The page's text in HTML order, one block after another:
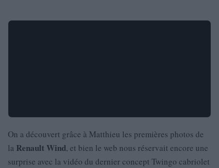
On a découvert grâce à Matthieu les premières photos de
la Renault Wind, et bien le web nous réservait encore une
surprise avec la vidéo du dernier concept Twingo cabriolet